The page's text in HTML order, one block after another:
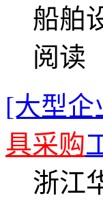
船舶
阅读
[大型企
具采购
浙江